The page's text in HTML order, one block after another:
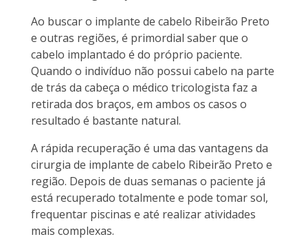
Ao buscar o implante de cabelo Ribeirão Preto
e outras regiões, é primordial saber que o
cabelo implantado é do próprio paciente.
Quando o indivíduo não possui cabelo na parte
de trás da cabeça o médico tricologista faz a
retirada dos braços, em ambos os casos o
resultado é bastante natural.
A rápida recuperação é uma das vantagens da
cirurgia de implante de cabelo Ribeirão Preto e
região. Depois de duas semanas o paciente já
está recuperado totalmente e pode tomar sol,
frequentar piscinas e até realizar atividades
mais complexas.